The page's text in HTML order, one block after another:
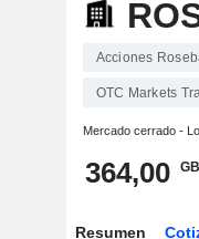
Acciones
OTC Markets
Mercado cerrado -
364,00
Resumen